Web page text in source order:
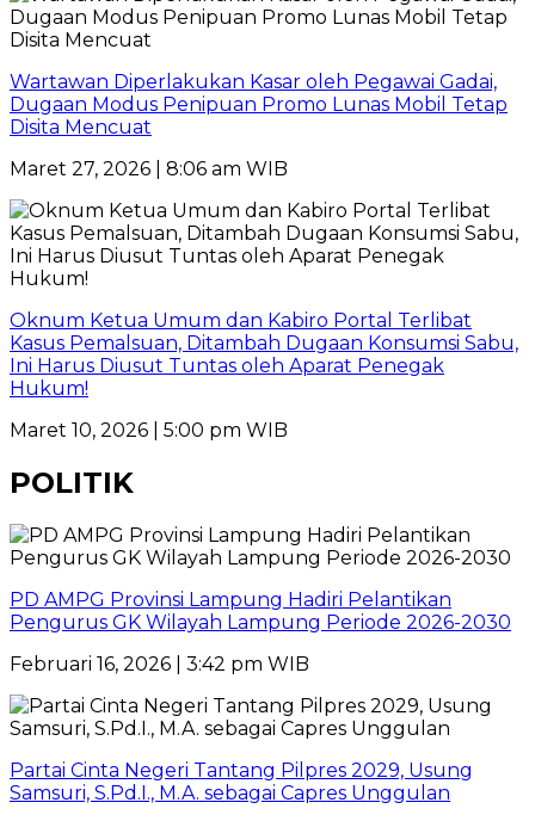
Wartawan Diperlakukan Kasar oleh Pegawai Gadai,
Dugaan Modus Penipuan Promo Lunas Mobil Tetap
Disita Mencuat
Maret 27, 2026 | 8:06 am WIB
Oknum Ketua Umum dan Kabiro Portal Terlibat
Kasus Pemalsuan, Ditambah Dugaan Konsumsi Sabu,
Ini Harus Diusut Tuntas oleh Aparat Penegak
Hukum!
Maret 10, 2026 | 5:00 pm WIB
POLITIK
PD AMPG Provinsi Lampung Hadiri Pelantikan
Pengurus GK Wilayah Lampung Periode 2026-2030
Februari 16, 2026 | 3:42 pm WIB
Partai Cinta Negeri Tantang Pilpres 2029, Usung
Samsuri, S.Pd.I., M.A. sebagai Capres Unggulan